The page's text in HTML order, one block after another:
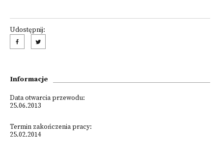
Udostępnij:
Informacje
Data otwarcia przewodu:
25.06.2013
Termin zakończenia pracy:
25.02.2014